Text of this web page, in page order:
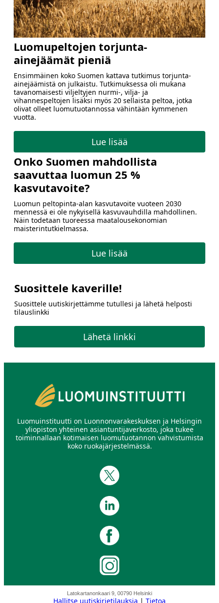
Luomupeltojen torjunta-
ainejäämät pieniä
Ensimmäinen koko Suomen kattava tutkimus torjunta-
ainejäämistä on julkaistu. Tutkimuksessa oli mukana
tavanomaisesti viljeltyjen nurmi-, vilja- ja
vihannespeltojen lisäksi myös 20 sellaista peltoa, jotka
olivat olleet luomutuotannossa vähintään kymmenen
vuotta.
Lue lisää
Onko Suomen mahdollista
saavuttaa luomun 25 %
kasvutavoite?
Luomun peltopinta-alan kasvutavoite vuoteen 2030
mennessä ei ole nykyisellä kasvuvauhdilla mahdollinen.
Näin todetaan tuoreessa maatalousekonomian
maisterintutkielmassa.
Lue lisää
Suosittele kaverille!
Suosittele uutiskirjettämme tutullesi ja lähetä helposti
tilauslinkki
Lähetä linkki
‌Luomuinstituutti on Luonnonvarakeskuksen ja Helsingin
yliopiston yhteinen asiantuntijaverkosto, joka tukee
toiminnallaan kotimaisen luomutuotannon vahvistumista
koko ruokajärjestelmässä.
Latokartanonkaari 9, 00790 Helsinki
Hallitse uutiskirjetilauksia | Tietoa